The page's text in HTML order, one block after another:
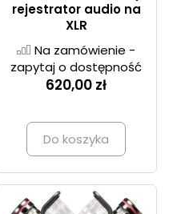
rejestrator audio na
XLR
Na zamówienie -
zapytaj o dostępność
620,00 zł
Do koszyka